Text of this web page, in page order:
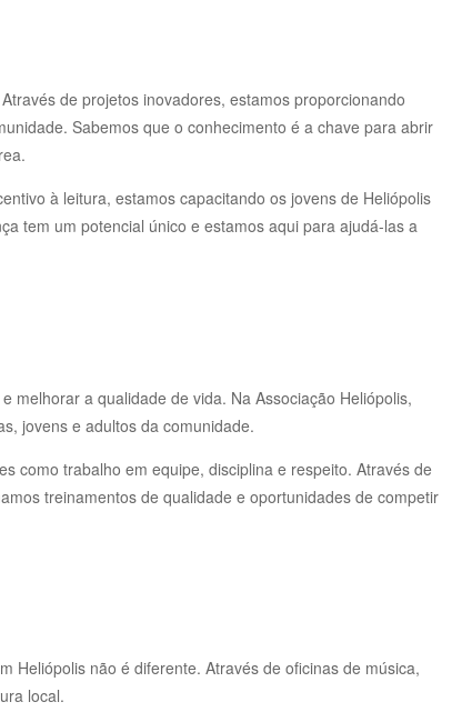
de projetos inovadores, estamos proporcionando
Sabemos que o conhecimento é a chave para abrir
à leitura, estamos capacitando os jovens de Heliópolis
tem um potencial único e estamos aqui para ajudá-las a
melhorar a qualidade de vida. Na Associação Heliópolis,
jovens e adultos da comunidade.
como trabalho em equipe, disciplina e respeito. Através de
treinamentos de qualidade e oportunidades de competir
Heliópolis não é diferente. Através de oficinas de música,
local.